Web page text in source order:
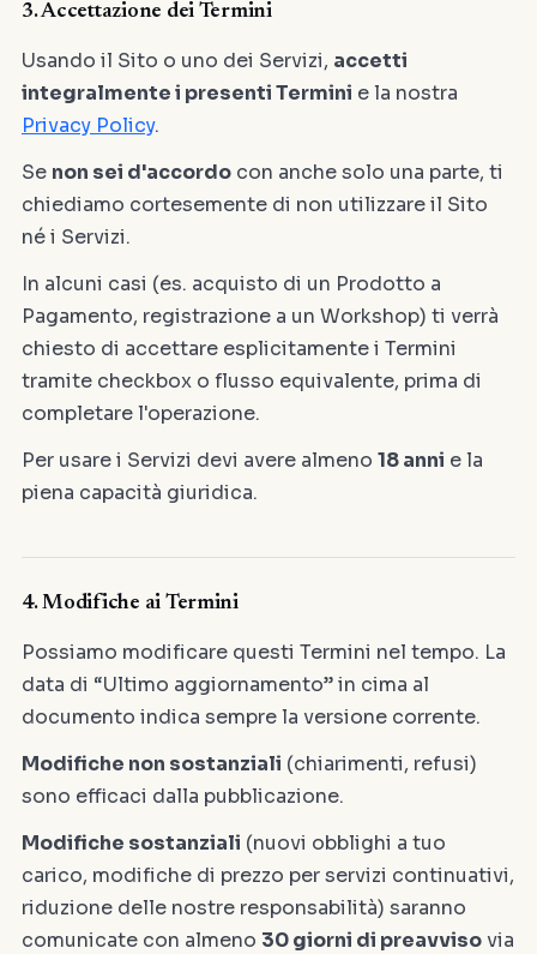
3. Accettazione dei Termini
Usando il Sito o uno dei Servizi, accetti
integralmente i presenti Termini e la nostra
Privacy Policy.
Se non sei d'accordo con anche solo una parte, ti
chiediamo cortesemente di non utilizzare il Sito
né i Servizi.
In alcuni casi (es. acquisto di un Prodotto a
Pagamento, registrazione a un Workshop) ti verrà
chiesto di accettare esplicitamente i Termini
tramite checkbox o flusso equivalente, prima di
completare l'operazione.
Per usare i Servizi devi avere almeno 18 anni e la
piena capacità giuridica.
4. Modifiche ai Termini
Possiamo modificare questi Termini nel tempo. La
data di “Ultimo aggiornamento” in cima al
documento indica sempre la versione corrente.
Modifiche non sostanziali (chiarimenti, refusi)
sono efficaci dalla pubblicazione.
Modifiche sostanziali (nuovi obblighi a tuo
carico, modifiche di prezzo per servizi continuativi,
riduzione delle nostre responsabilità) saranno
comunicate con almeno 30 giorni di preavvisovia